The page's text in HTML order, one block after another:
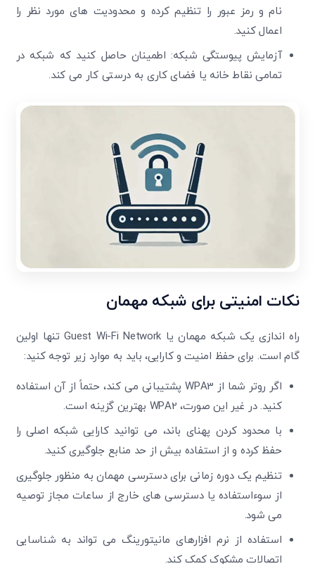
نام و رمز عبور را تنظیم کرده و محدودیت های مورد نظر را
اعمال کنید.
آزمایش پیوستگی شبکه: اطمینان حاصل کنید که شبکه در
تمامی نقاط خانه یا فضای کاری به درستی کار می کند.
نکات امنیتی برای شبکه مهمان
راه اندازی یک شبکه مهمان یا Guest Wi-Fi Network تنها اولین
گام است. برای حفظ امنیت و کارایی، باید به موارد زیر توجه کنید:
اگر روتر شما از WPA3 پشتیبانی می کند، حتماً از آن استفاده
کنید. در غیر این صورت، WPA2 بهترین گزینه است.
با محدود کردن پهنای باند، می توانید کارایی شبکه اصلی را
حفظ کرده و از استفاده بیش از حد منابع جلوگیری کنید.
تنظیم یک دوره زمانی برای دسترسی مهمان به منظور جلوگیری
از سوءاستفاده یا دسترسی های خارج از ساعات مجاز توصیه
می شود.
استفاده از نرم افزارهای مانیتورینگ می تواند به شناسایی
اتصالات مشکوک کمک کند.